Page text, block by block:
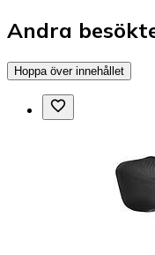
Andra
Hoppa över innehållet